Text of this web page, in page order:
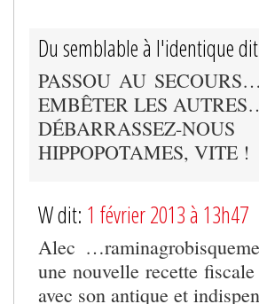
Du semblable à l'identique
PASSOU AU
EMBÊTER LES
DÉBARRASSEZ-
HIPPOPOTAMES, VITE !
W dit: 1 février 2013 à 13h47
Alec
une nouvelle recette
avec son antique et